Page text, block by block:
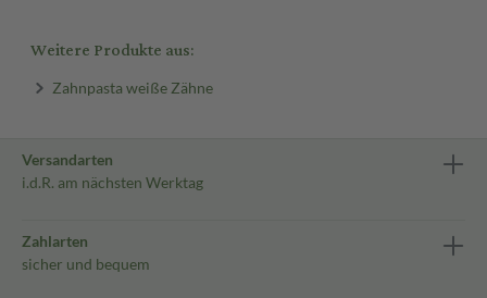
Weitere Produkte aus:
Zahnpasta weiße Zähne
Versandarten
i.d.R. am nächsten Werktag
Zahlarten
sicher und bequem